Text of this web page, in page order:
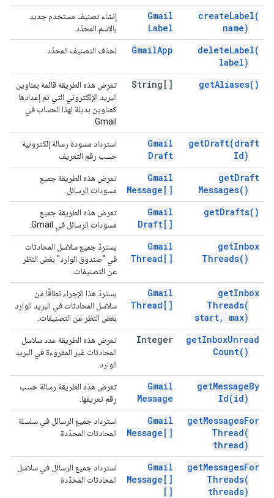
createLabel(
name)
Gmail
Label
إنشاء تصنيف مستخدم جديد
بالاسم المحدّد
deleteLabel(
label)
GmailApp لحذف التصنيف المحدّد
getAliases( )
String[]
تعرض هذه الطريقة قائمة بعناوين
البريد الإلكتروني التي تم إعدادها
كعناوين بديلة لهذا الحساب في
Gmail.
getDraft(draft
Id)
Gmail
Draft
استرداد مسودة رسالة إلكترونية
حسب رقم التعريف
getDraft
Messages( )
Gmail
Message[]
تعرض هذه الطريقة جميع
مسودات الرسائل.
getDrafts( )
Gmail
Draft[]
تعرض هذه الطريقة جميع
مسودات الرسائل في Gmail.
getInbox
Threads( )
Gmail
Thread[]
يستردّ جميع سلاسل المحادثات
في "صندوق الوارد" بغض النظر
عن التصنيفات.
getInbox
Threads(
start, max)
Gmail
Thread[]
يستردّ هذا الإجراء نطاقًا من
سلاسل المحادثات في البريد الوارد
بغض النظر عن التصنيفات.
getInboxUnread
Count( )
Integer
تعرض هذه الطريقة عدد سلاسل
المحادثات غير المقروءة في البريد
الوارد.
getMessageBy
Id(id)
Gmail
Message
تعرض هذه الطريقة رسالة حسب
رقم تعريفها.
getMessagesFor
Thread(
thread)
Gmail
Message[]
استرداد جميع الرسائل في سلسلة
المحادثات المحدّدة
getMessagesFor
Threads(
threads)
Gmail
Message[]
[]
استرداد جميع الرسائل في سلاسل
المحادثات المحدّدة